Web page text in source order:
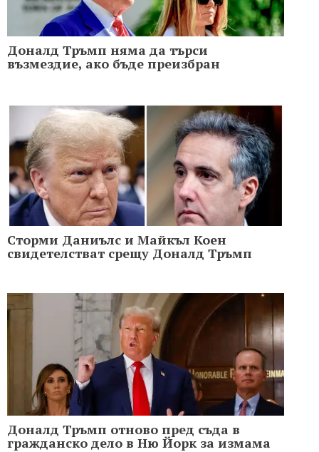
Доналд Тръмп няма да търси
възмездие, ако бъде преизбран
Сторми Даниълс и Майкъл Коен
свидетелстват срещу Доналд Тръмп
Доналд Тръмп отново пред съда в
гражданско дело в Ню Йорк за измама